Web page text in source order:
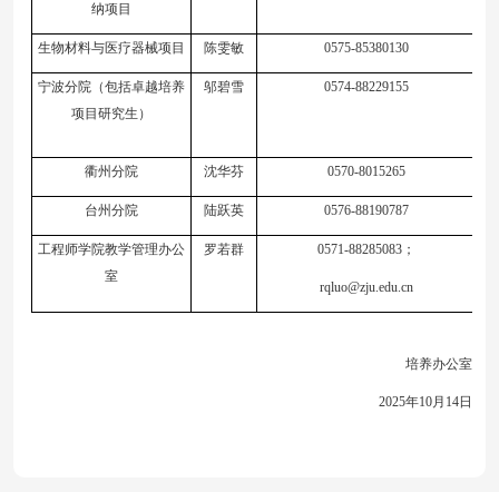
纳项目
生物材料与医疗器械项目 陈雯敏 0575-85380130
宁波分院 （包括卓越培养
项目研究生 ）
邬碧雪 0574-88229155
衢州分院 沈华芬 0570-8015265
台州分院 陆跃英 0576-88190787
工程师学院教学管理办公
室
罗若群 0571-88285083 ；
rqluo@zju.edu.cn
培养办公室
2025年10月 14日